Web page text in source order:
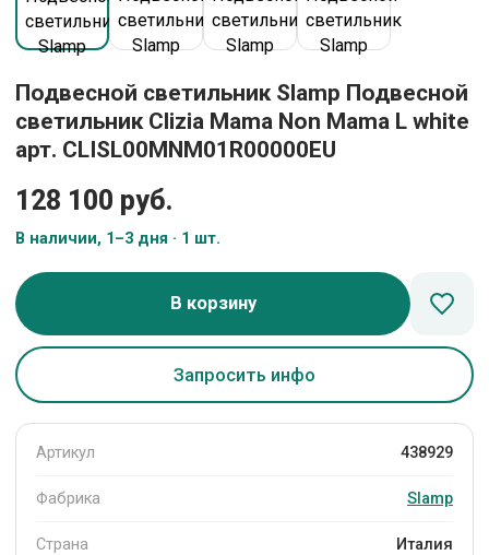
Подвесной светильник Slamp Подвесной
светильник Clizia Mama Non Mama L white
арт. CLISL00MNM01R00000EU
128 100 руб.
В наличии, 1–3 дня · 1 шт.
В корзину
Запросить инфо
Артикул 438929
Фабрика Slamp
Страна Италия